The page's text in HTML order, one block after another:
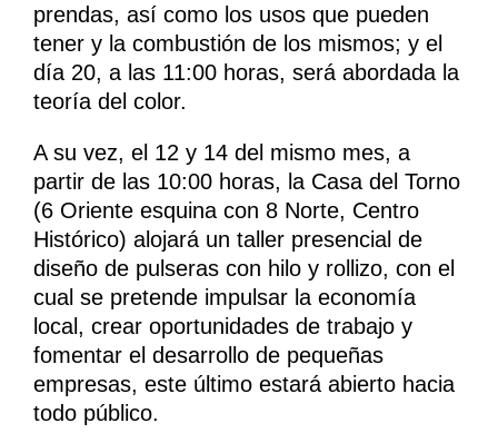
prendas, así como los usos que pueden
tener y la combustión de los mismos; y el
día 20, a las 11:00 horas, será abordada la
teoría del color.
A su vez, el 12 y 14 del mismo mes, a
partir de las 10:00 horas, la Casa del Torno
(6 Oriente esquina con 8 Norte, Centro
Histórico) alojará un taller presencial de
diseño de pulseras con hilo y rollizo, con el
cual se pretende impulsar la economía
local, crear oportunidades de trabajo y
fomentar el desarrollo de pequeñas
empresas, este último estará abierto hacia
todo público.